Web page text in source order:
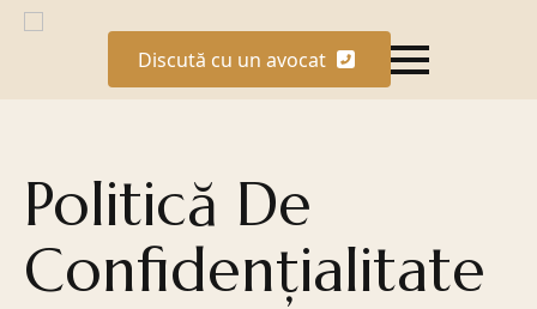
Discută cu un avocat
Politică De
Confidenţialitate